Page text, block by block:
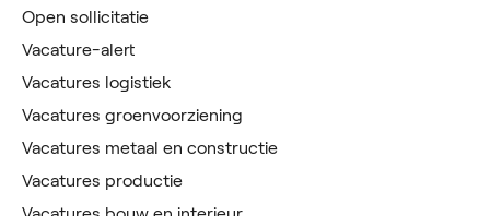
Open sollicitatie
Vacature-alert
Vacatures logistiek
Vacatures groenvoorziening
Vacatures metaal en constructie
Vacatures productie